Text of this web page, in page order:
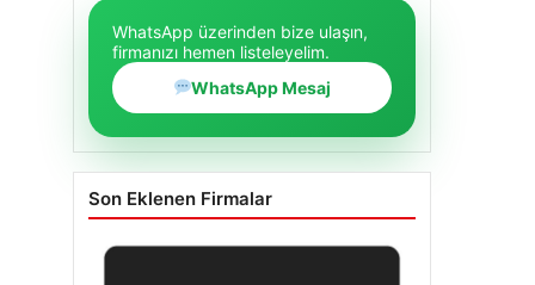
WhatsApp üzerinden bize ulaşın,
firmanızı hemen listeleyelim.
WhatsApp Mesaj
Son Eklenen Firmalar